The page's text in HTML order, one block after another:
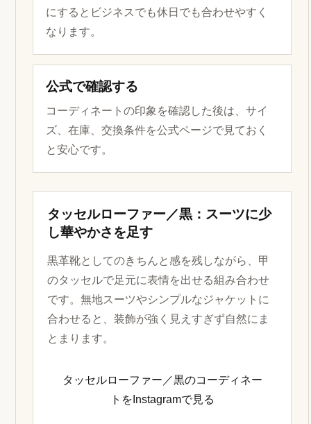
にするとビジネスでも休日でも合わせやすく
なります。
公式で確認する
コーディネートの印象を確認した後は、サイ
ズ、在庫、交換条件を公式ページで見ておく
と安心です。
タッセルローファー／黒：スーツに少
し華やかさを足す
黒革靴としてのきちんと感を残しながら、甲
のタッセルで足元に表情を出せる組み合わせ
です。無地スーツやシンプルなジャケットに
合わせると、装飾が強く見えすぎず自然にま
とまります。
タッセルローファー／黒のコーディネー
トをInstagramで見る